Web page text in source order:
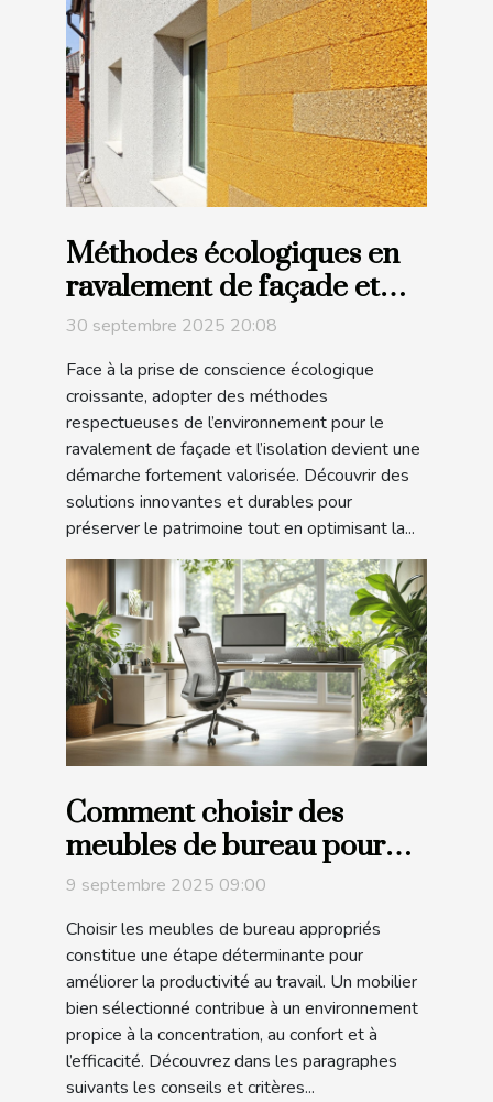
Méthodes écologiques en
ravalement de façade et
isolation
30 septembre 2025 20:08
Face à la prise de conscience écologique
croissante, adopter des méthodes
respectueuses de l’environnement pour le
ravalement de façade et l’isolation devient une
démarche fortement valorisée. Découvrir des
solutions innovantes et durables pour
préserver le patrimoine tout en optimisant la...
Comment choisir des
meubles de bureau pour
maximiser la productivité?
9 septembre 2025 09:00
Choisir les meubles de bureau appropriés
constitue une étape déterminante pour
améliorer la productivité au travail. Un mobilier
bien sélectionné contribue à un environnement
propice à la concentration, au confort et à
l’efficacité. Découvrez dans les paragraphes
suivants les conseils et critères...